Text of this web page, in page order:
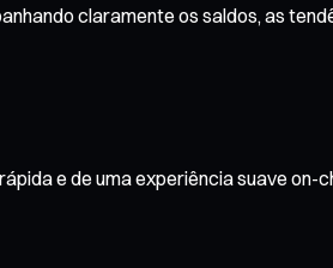
claramente os saldos, as
e de uma experiência suave